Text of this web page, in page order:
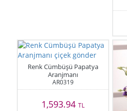
Renk Cümbüşü Papatya
Aranjmanı
AR0319
1,593.94TL